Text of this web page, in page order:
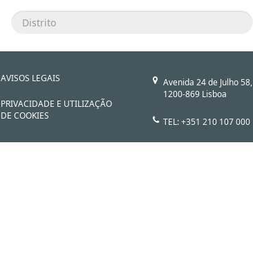
AVISOS LEGAIS
PRIVACIDADE E UTILIZAÇÃO
DE COOKIES
Avenida 24 de Julho 58,
1200-869 Lisboa
TEL: +351 210 107 000